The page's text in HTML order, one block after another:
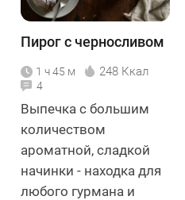
Пирог с черносливом
1 ч 45 м 248 Ккал
4
Выпечка с большим
количеством
ароматной, сладкой
начинки - находка для
любого гурмана и